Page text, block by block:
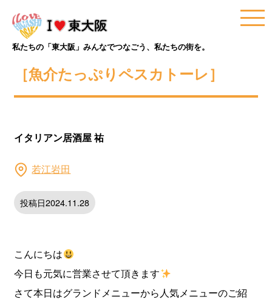
私たちの「東大阪」みんなでつなごう、私たちの街を。
［魚介たっぷりペスカトーレ］
イタリアン居酒屋 祐
若江岩田
投稿日2024.11.28
こんにちは
今日も元気に営業させて頂きます
さて本日はグランドメニューから人気メニューのご紹